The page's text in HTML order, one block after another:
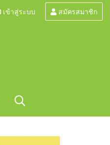
เข้าสู่ระบบ สมัครสมาชิก